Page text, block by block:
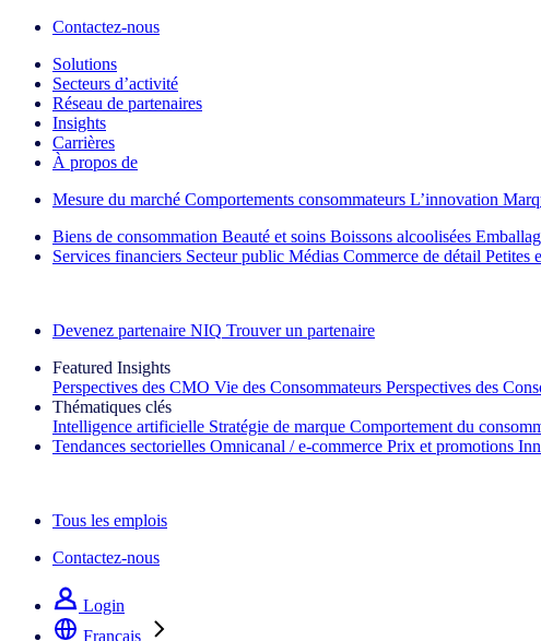
Contactez-nous
Solutions
Secteurs d’activité
Réseau de partenaires
Insights
Carrières
À propos de
Mesure du marché Comportements consommateurs L’innovation
Biens de consommation Beauté et soins Boissons alcoolisées
Services financiers Secteur public Médias Commerce de détail Petites
Devenez partenaire NIQ Trouver un partenaire
Featured Insights
Perspectives des CMO Vie des Consommateurs Perspectives des
Thématiques clés
Intelligence artificielle Stratégie de marque Comportement du
Tendances sectorielles Omnicanal / e‑commerce Prix et promotions
Tous les emplois
Contactez-nous
Login
Français